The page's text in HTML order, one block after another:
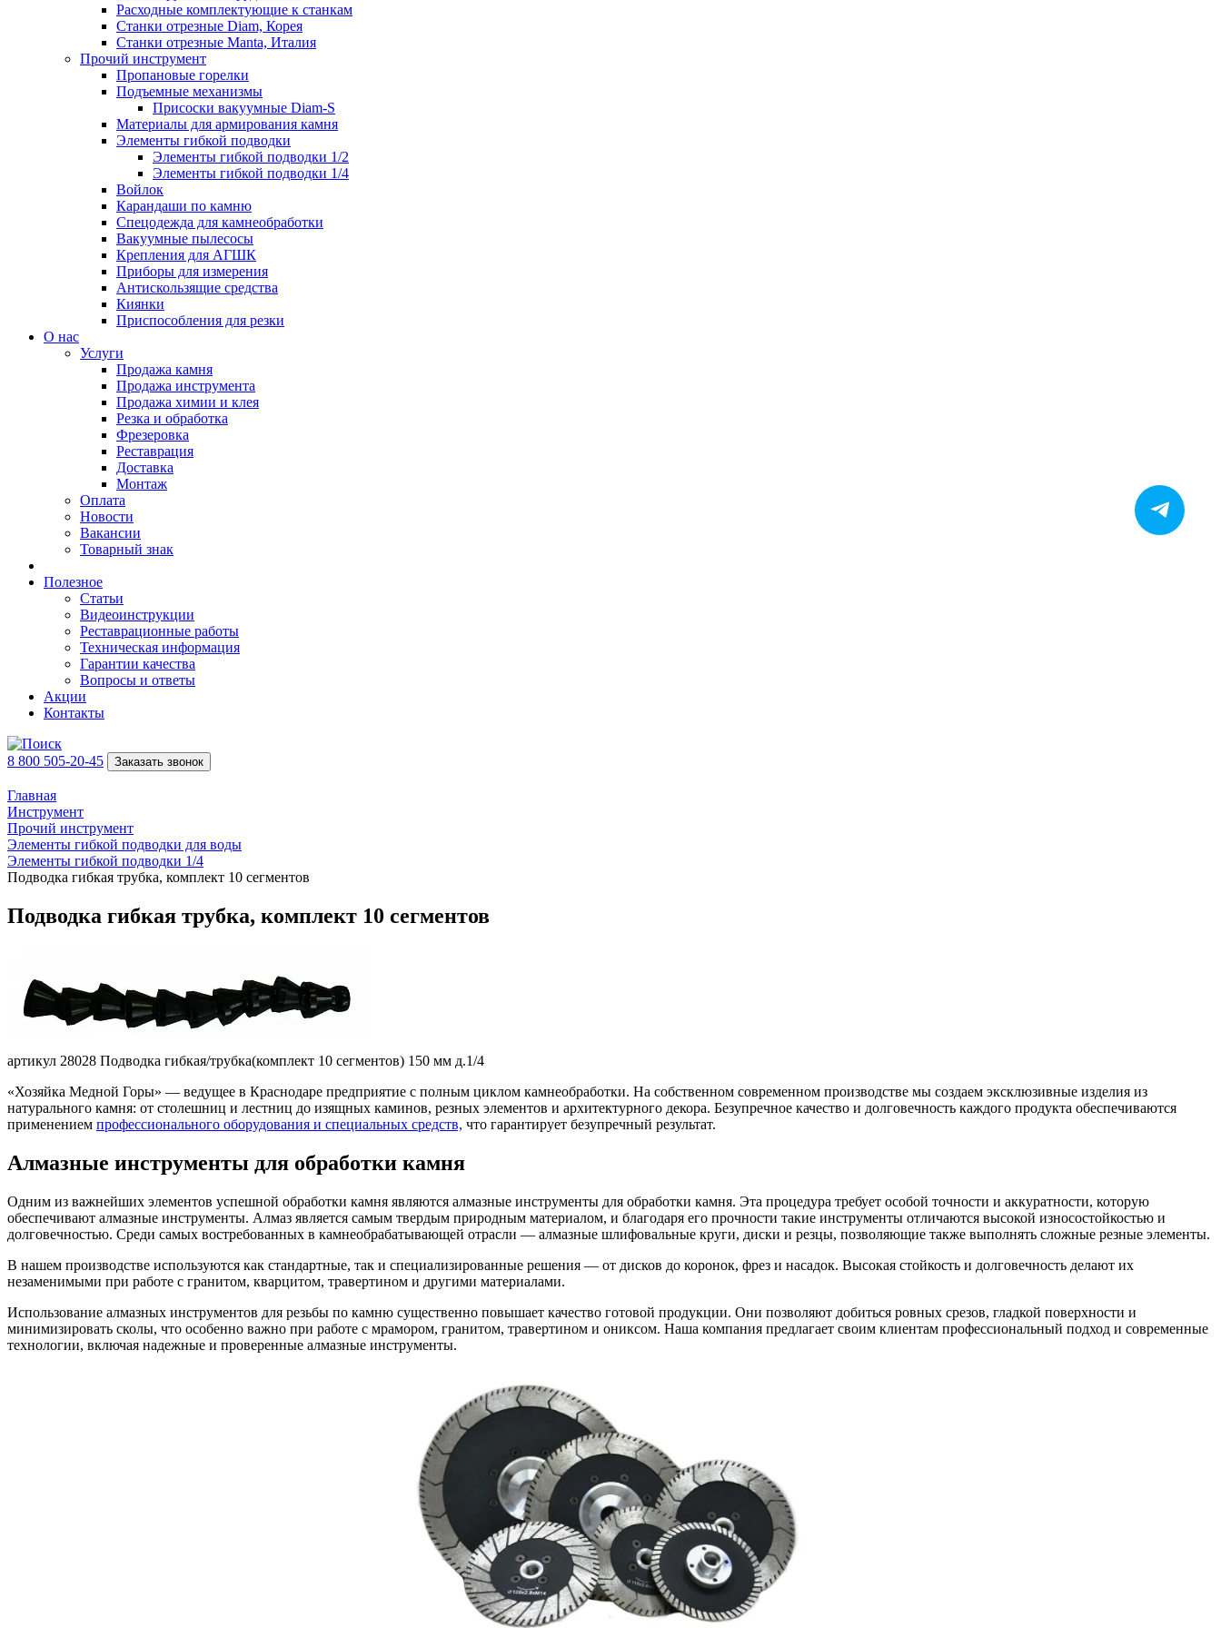
Расходные комплектующие к станкам
Станки отрезные Diam, Корея
Станки отрезные Manta, Италия
Прочий инструмент
Пропановые горелки
Подъeмные механизмы
Присоски вакуумные Diam-S
Материалы для армирования камня
Элементы гибкой подводки
Элементы гибкой подводки 1/2
Элементы гибкой подводки 1/4
Войлок
Карандаши по камню
Спецодежда для камнеобработки
Вакуумные пылесосы
Крепления для АГШК
Приборы для измерения
Антискользящие средства
Киянки
Приспособления для резки
О нас
Услуги
Продажа камня
Продажа инструмента
Продажа химии и клея
Резка и обработка
Фрезеровка
Реставрация
Доставка
Монтаж
Оплата
Новости
Вакансии
Товарный знак
Полезное
Статьи
Видеоинструкции
Реставрационные работы
Техническая информация
Гарантии качества
Вопросы и ответы
Акции
Контакты
8 800 505-20-45 Заказать звонок
Главная
Инструмент
Прочий инструмент
Элементы гибкой подводки для воды
Элементы гибкой подводки 1/4
Подводка гибкая трубка, комплект 10 сегментов
Подводка гибкая трубка, комплект 10 сегментов
артикул 28028 Подводка гибкая/трубка(комплект 10 сегментов) 150 мм д.1/4
«Хозяйка Медной Горы» — ведущее в Краснодаре предприятие с полным циклом камнеобработки. На собственном современном производстве мы создаем эксклюзивные изделия из
натурального камня: от столешниц и лестниц до изящных каминов, резных элементов и архитектурного декора. Безупречное качество и долговечность каждого продукта обеспечиваются
применением профессионального оборудования и специальных средств, что гарантирует безупречный результат.
Алмазные инструменты для обработки камня
Одним из важнейших элементов успешной обработки камня являются алмазные инструменты для обработки камня. Эта процедура требует особой точности и аккуратности, которую
обеспечивают алмазные инструменты. Алмаз является самым твердым природным материалом, и благодаря его прочности такие инструменты отличаются высокой износостойкостью и
долговечностью. Среди самых востребованных в камнеобрабатывающей отрасли — алмазные шлифовальные круги, диски и резцы, позволяющие также выполнять сложные резные элементы.
В нашем производстве используются как стандартные, так и специализированные решения — от дисков до коронок, фрез и насадок. Высокая стойкость и долговечность делают их
незаменимыми при работе с гранитом, кварцитом, травертином и другими материалами.
Использование алмазных инструментов для резьбы по камню существенно повышает качество готовой продукции. Они позволяют добиться ровных срезов, гладкой поверхности и
минимизировать сколы, что особенно важно при работе с мрамором, гранитом, травертином и ониксом. Наша компания предлагает своим клиентам профессиональный подход и современные
технологии, включая надежные и проверенные алмазные инструменты.